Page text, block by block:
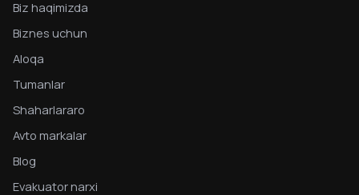
Biz haqimizda
Biznes uchun
Aloqa
Tumanlar
Shaharlararo
Avto markalar
Blog
Evakuator narxi